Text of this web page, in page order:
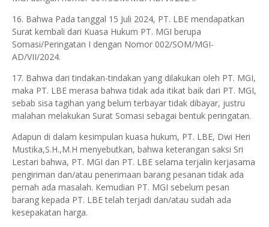
16. Bahwa Pada tanggal 15 Juli 2024, PT. LBE mendapatkan
Surat kembali dari Kuasa Hukum PT. MGI berupa
Somasi/Peringatan I dengan Nomor 002/SOM/MGI-
AD/VII/2024.
17. Bahwa dari tindakan-tindakan yang dilakukan oleh PT. MGI,
maka PT. LBE merasa bahwa tidak ada itikat baik dari PT. MGI,
sebab sisa tagihan yang belum terbayar tidak dibayar, justru
malahan melakukan Surat Somasi sebagai bentuk peringatan.
Adapun di dalam kesimpulan kuasa hukum, PT. LBE, Dwi Heri
Mustika,S.H.,M.H menyebutkan, bahwa keterangan saksi Sri
Lestari bahwa, PT. MGI dan PT. LBE selama terjalin kerjasama
pengiriman dan/atau penerimaan barang pesanan tidak ada
pernah ada masalah. Kemudian PT. MGI sebelum pesan
barang kepada PT. LBE telah terjadi dan/atau sudah ada
kesepakatan harga.